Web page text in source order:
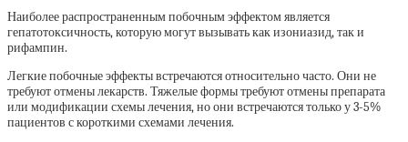
Наиболее распространенным побочным эффектом является
гепатотоксичность, которую могут вызывать как изониазид, так и
рифампин.
Легкие побочные эффекты встречаются относительно часто. Они не
требуют отмены лекарств. Тяжелые формы требуют отмены препарата
или модификации схемы лечения, но они встречаются только у 3-5%
пациентов с короткими схемами лечения.